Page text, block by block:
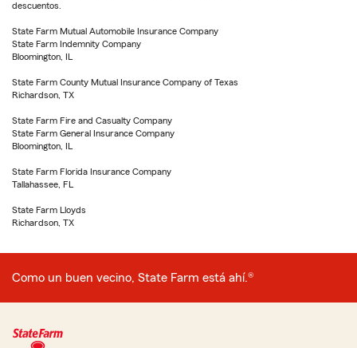
descuentos.
State Farm Mutual Automobile Insurance Company
State Farm Indemnity Company
Bloomington, IL
State Farm County Mutual Insurance Company of Texas
Richardson, TX
State Farm Fire and Casualty Company
State Farm General Insurance Company
Bloomington, IL
State Farm Florida Insurance Company
Tallahassee, FL
State Farm Lloyds
Richardson, TX
Como un buen vecino, State Farm está ahí.®